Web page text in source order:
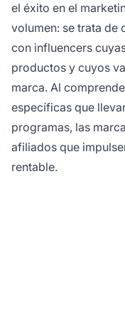
el éxito en el
volumen: se trata de
con influencers
productos y cuyos
marca. Al
específicas que
programas, las
afiliados que
rentable.